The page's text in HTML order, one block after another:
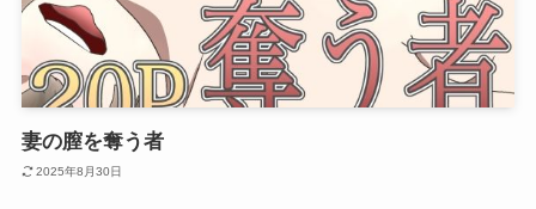
妻の膣を奪う者
2025年8月30日